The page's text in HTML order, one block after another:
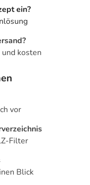
ein?
kosten
vor
Filter
Blick